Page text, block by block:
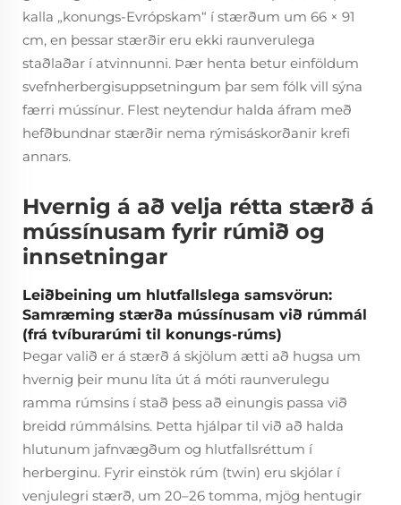
kalla „konungs-Evrópskam“ í stærðum um 66 × 91
cm, en þessar stærðir eru ekki raunverulega
staðlaðar í atvinnunni. Þær henta betur einföldum
svefnherbergisuppsetningum þar sem fólk vill sýna
færri mússínur. Flest neytendur halda áfram með
hefðbundnar stærðir nema rýmisáskorðanir krefi
annars.
Hvernig á að velja rétta stærð á
mússínusam fyrir rúmið og
innsetningar
Leiðbeining um hlutfallslega samsvörun:
Samræming stærða mússínusam við rúmmál
(frá tvíburarúmi til konungs-rúms)
Þegar valið er á stærð á skjölum ætti að hugsa um
hvernig þeir munu líta út á móti raunverulegu
ramma rúmsins í stað þess að einungis passa við
breidd rúmmálsins. Þetta hjálpar til við að halda
hlutunum jafnvægðum og hlutfallsréttum í
herberginu. Fyrir einstök rúm (twin) eru skjólar í
venjulegri stærð, um 20–26 tomma, mjög hentugir